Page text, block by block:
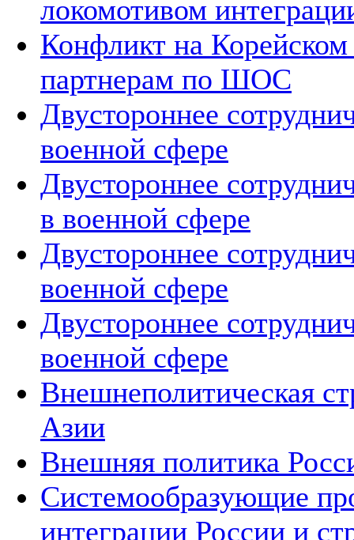
локомотивом
Конфликт на
партнерам по ШОС
Двустороннее
военной сфере
Двустороннее
в военной сфере
Двустороннее
военной сфере
Двустороннее
военной сфере
Внешнеполитическая
Азии
Внешняя политика
Системообразующие
интеграции России и